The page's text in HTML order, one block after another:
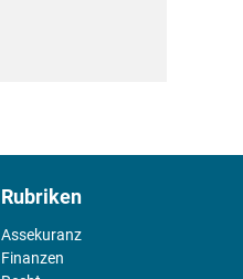
Rubriken
Assekuranz
Finanzen